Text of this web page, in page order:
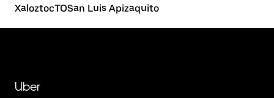
XaloztocTOSan Luis Apizaquito
Uber